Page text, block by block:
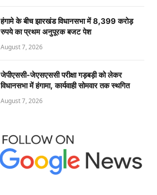
हंगामे के बीच झारखंड विधानसभा में 8,399 करोड़
रुपये का प्रथम अनुपूरक बजट पेश
August 7, 2026
जेपीएससी-जेएसएससी परीक्षा गड़बड़ी को लेकर
विधानसभा में हंगामा, कार्यवाही सोमवार तक स्थगित
August 7, 2026